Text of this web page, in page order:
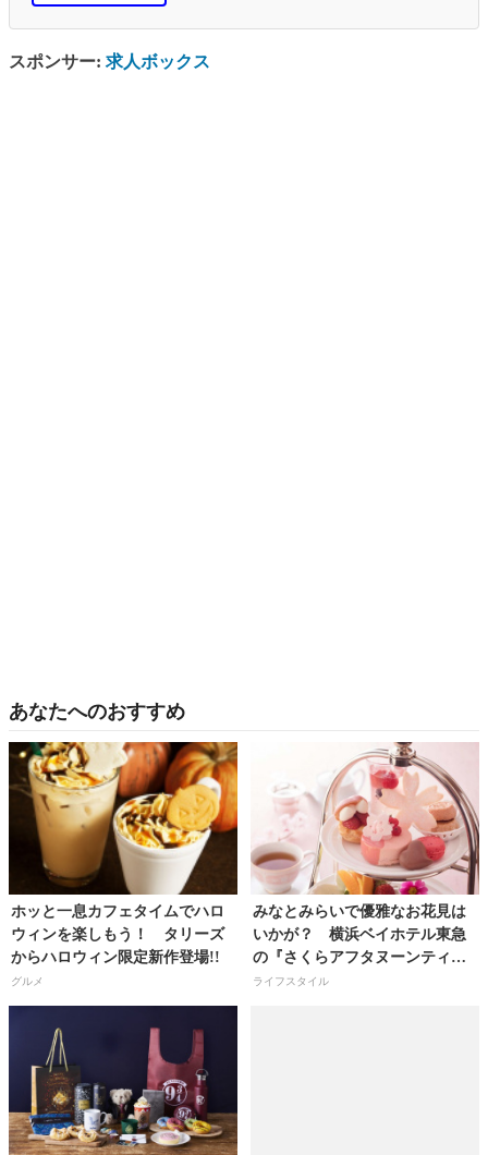
スポンサー: 求人ボックス
あなたへのおすすめ
ホッと一息カフェタイムでハロ
ウィンを楽しもう！ タリーズ
からハロウィン限定新作登場!!
グルメ
みなとみらいで優雅なお花見は
いかが？ 横浜ベイホテル東急
の『さくらアフタヌーンティ
ー』！
ライフスタイル